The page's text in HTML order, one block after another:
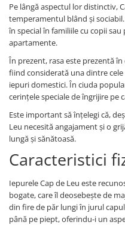
Pe lângă aspectul lor distinctiv,
temperamentul blând și
în special în familiile cu copii
apartamente.
În prezent, rasa este prezentă
fiind considerată una dintre
iepuri domestici. În ciuda
cerințele speciale de îngrijire pe
Este important să înțelegi că,
Leu necesită angajament și o
lungă și sănătoasă.
Caracteristici
Iepurele Cap de Leu este
bogate, care îl deosebește de
din fire de păr lungi în jurul
până pe piept, oferindu-i un